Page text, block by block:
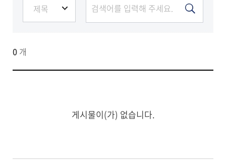
현재 페이지를 즐겨찾는 메뉴로
등록하시겠습니까?
0 개
게시물이(가) 없습니다.